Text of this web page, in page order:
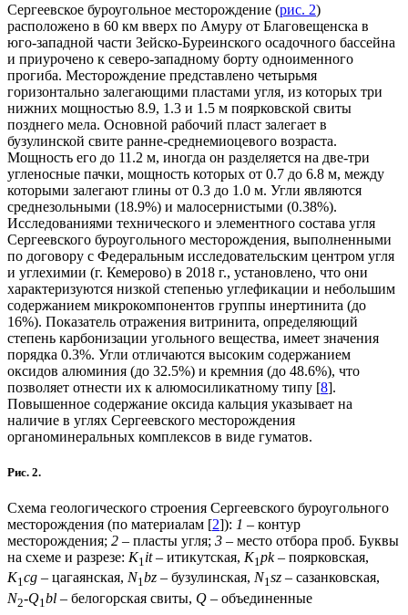
Сергеевское буроугольное месторождение (рис. 2)
расположено в 60 км вверх по Амуру от Благовещенска в
юго-западной части Зейско-Буреинского осадочного бассейна
и приурочено к северо-западному борту одноименного
прогиба. Месторождение представлено четырьмя
горизонтально залегающими пластами угля, из которых три
нижних мощностью 8.9, 1.3 и 1.5 м поярковской свиты
позднего мела. Основной рабочий пласт залегает в
бузулинской свите ранне-среднемиоцевого возраста.
Мощность его до 11.2 м, иногда он разделяется на две-три
угленосные пачки, мощность которых от 0.7 до 6.8 м, между
которыми залегают глины от 0.3 до 1.0 м. Угли являются
среднезольными (18.9%) и малосернистыми (0.38%).
Исследованиями технического и элементного состава угля
Сергеевского буроугольного месторождения, выполненными
по договору с Федеральным исследовательским центром угля
и углехимии (г. Кемерово) в 2018 г., установлено, что они
характеризуются низкой степенью углефикации и небольшим
содержанием микрокомпонентов группы инертинита (до
16%). Показатель отражения витринита, определяющий
степень карбонизации угольного вещества, имеет значения
порядка 0.3%. Угли отличаются высоким содержанием
оксидов алюминия (до 32.5%) и кремния (до 48.6%), что
позволяет отнести их к алюмосиликатному типу [8].
Повышенное содержание оксида кальция указывает на
наличие в углях Сергеевского месторождения
органоминеральных комплексов в виде гуматов.
Рис. 2.
Схема геологического строения Сергеевского буроугольного
месторождения (по материалам [2]): 1 – контур
месторождения; 2 – пласты угля; 3 – место отбора проб. Буквы
на схеме и разрезе: K1it– итикутская, K1pk– поярковская,
K1cg – цагаянская, N1bz – бузулинская, N1sz – сазанковская,
N2-Q1 bl – белогорская свиты, Q – объединенные